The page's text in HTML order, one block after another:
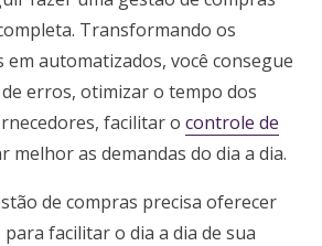
Transformando os
em automatizados, você consegue
erros, otimizar o tempo dos
facilitar o controle de
melhor as demandas do dia a dia.
de compras precisa oferecer
facilitar o dia a dia de sua